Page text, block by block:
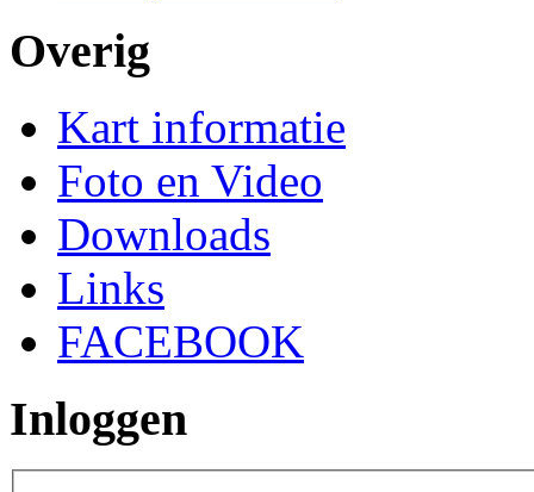
Overig
Kart informatie
Foto en Video
Downloads
Links
FACEBOOK
Inloggen